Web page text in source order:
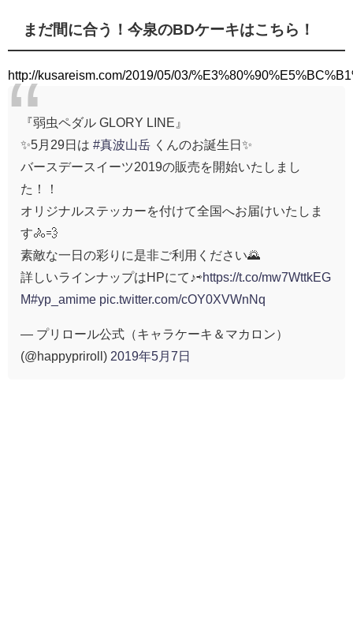
まだ間に合う！今泉のBDケーキはこちら！
http://kusareism.com/2019/05/03/
『弱虫ペダル GLORY LINE』
✨5月29日は #真波山岳 くんのお誕生日✨
バースデースイーツ2019の販売を開始いたしまし
た！！
オリジナルステッカーを付けて全国へお届けいたしま
す🚴💨
素敵な一日の彩りに是非ご利用ください🌄
詳しいラインナップはHPにて♪⇨https://t.co/mw7WttkEG
M#yp_amime pic.twitter.com/cOY0XVWnNq
— プリロール公式（キャラケーキ＆マカロン）
(@happypriroll) 2019年5月7日